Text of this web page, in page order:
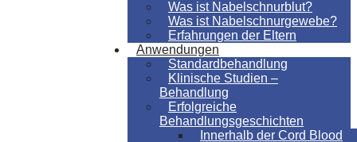
Was ist Nabelschnurblut?
Was ist Nabelschnurgewebe?
Erfahrungen der Eltern
Anwendungen
Standardbehandlung
Klinische Studien –
Behandlung
Erfolgreiche
Behandlungsgeschichten
Innerhalb der Cord Blood